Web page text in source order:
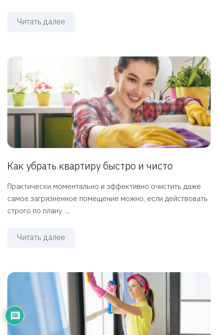
Читать далее
Как убрать квартиру быстро и чисто
Практически моментально и эффективно очистить даже
самое загрязненное помещение можно, если действовать
строго по плану. ...
Читать далее